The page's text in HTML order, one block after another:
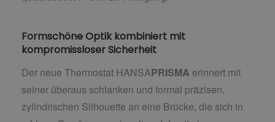
Formschöne Optik kombiniert mit
kompromissloser Sicherheit
Der neue Thermostat HANSAPRISMA erinnert mit
seiner überaus schlanken und formal präzisen,
zylindrischen Silhouette an eine Brücke, die sich in